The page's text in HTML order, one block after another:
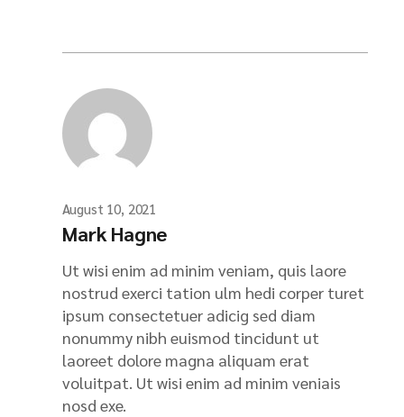
August 10, 2021
Mark Hagne
Ut wisi enim ad minim veniam, quis laore
nostrud exerci tation ulm hedi corper turet
ipsum consectetuer adicig sed diam
nonummy nibh euismod tincidunt ut
laoreet dolore magna aliquam erat
voluitpat. Ut wisi enim ad minim veniais
nosd exe.